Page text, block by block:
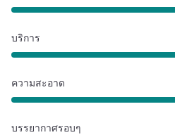
บริการ
ความสะอาด
บรรยากาศรอบๆ